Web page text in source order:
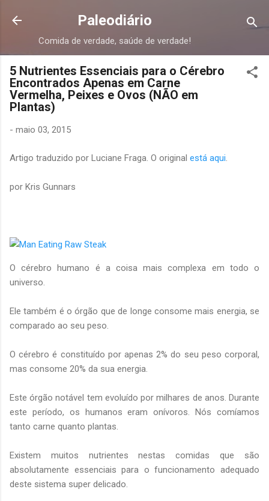
Pular para o conteúdo principal
Paleodiário
Comida de verdade, saúde de verdade!
5 Nutrientes Essenciais para o Cérebro
Encontrados Apenas em Carne
Vermelha, Peixes e Ovos (NÃO em
Plantas)
- maio 03, 2015
Artigo traduzido por Luciane Fraga. O original está aqui
por Kris Gunnars
O cérebro humano é a coisa mais complexa em todo o
universo.
Ele também é o órgão que de longe consome mais energia, se
comparado ao seu peso.
O cérebro é constituído por apenas 2% do seu peso corporal,
mas consome 20% da sua energia.
Este órgão notável tem evoluído por milhares de anos. Durante
este período, os humanos eram onívoros. Nós comíamos
tanto carne quanto plantas.
Existem muitos nutrientes nestas comidas que são
absolutamente essenciais para o funcionamento adequado
deste sistema super delicado.